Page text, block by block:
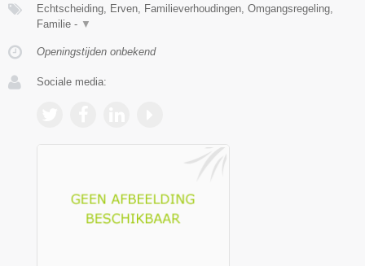
Echtscheiding, Erven, Familieverhoudingen, Omgangsregeling,
Familie - ▼
Openingstijden onbekend
Sociale media: